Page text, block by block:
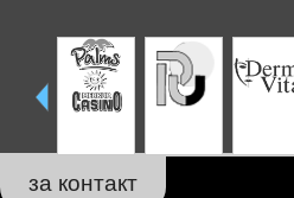
за контакт